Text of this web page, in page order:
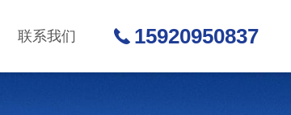
联系我们 15920950837